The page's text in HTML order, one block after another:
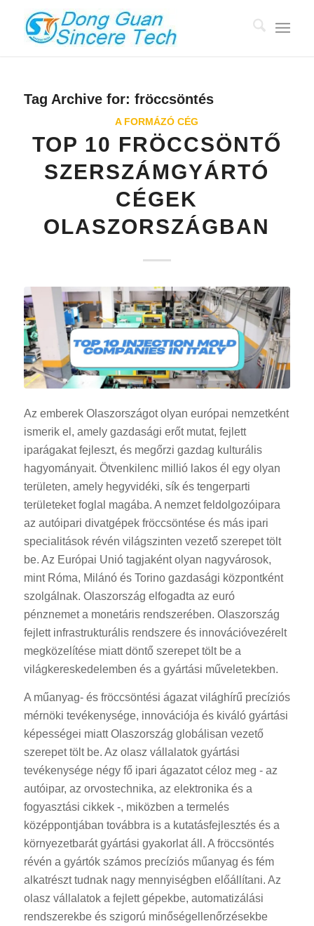
Tag Archive for: fröccsöntés
A FORMÁZÓ CÉG
TOP 10 FRÖCCSÖNTŐ
SZERSZÁMGYÁRTÓ
CÉGEK
OLASZORSZÁGBAN
Az emberek Olaszországot olyan európai nemzetként
ismerik el, amely gazdasági erőt mutat, fejlett
iparágakat fejleszt, és megőrzi gazdag kulturális
hagyományait. Ötvenkilenc millió lakos él egy olyan
területen, amely hegyvidéki, sík és tengerparti
területeket foglal magába. A nemzet feldolgozóipara
az autóipari divatgépek fröccsöntése és más ipari
specialitások révén világszinten vezető szerepet tölt
be. Az Európai Unió tagjaként olyan nagyvárosok,
mint Róma, Milánó és Torino gazdasági központként
szolgálnak. Olaszország elfogadta az euró
pénznemet a monetáris rendszerében. Olaszország
fejlett infrastrukturális rendszere és innovációvezérelt
megközelítése miatt döntő szerepet tölt be a
világkereskedelemben és a gyártási műveletekben.
A műanyag- és fröccsöntési ágazat világhírű precíziós
mérnöki tevékenysége, innovációja és kiváló gyártási
képességei miatt Olaszország globálisan vezető
szerepet tölt be. Az olasz vállalatok gyártási
tevékenysége négy fő ipari ágazatot céloz meg - az
autóipar, az orvostechnika, az elektronika és a
fogyasztási cikkek -, miközben a termelés
középpontjában továbbra is a kutatásfejlesztés és a
környezetbarát gyártási gyakorlat áll. A fröccsöntés
révén a gyártók számos precíziós műanyag és fém
alkatrészt tudnak nagy mennyiségben előállítani. Az
olasz vállalatok a fejlett gépekbe, automatizálási
rendszerekbe és szigorú minőségellenőrzésekbe